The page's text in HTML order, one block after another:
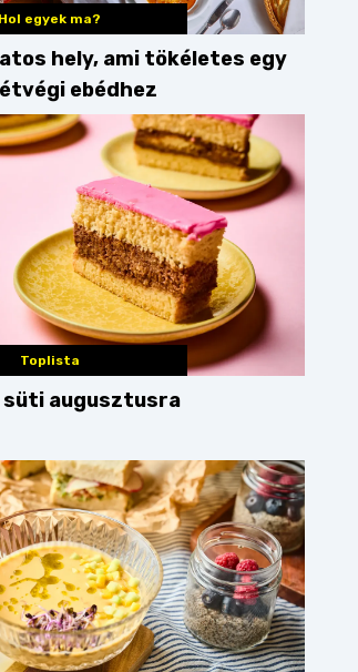
Hol egyek ma?
hely, ami tökéletes egy
ebédhez
Toplista
süti augusztusra